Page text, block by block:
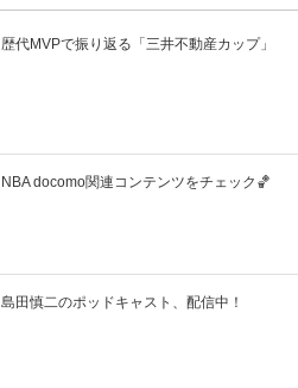
歴代MVPで振り返る「三井不動産カップ」
NBA docomo関連コンテンツをチェック🏀
島田慎二のポッドキャスト、配信中！